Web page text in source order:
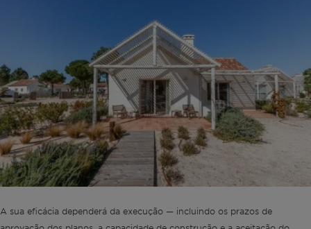
A sua eficácia dependerá da execução — incluindo os prazos de